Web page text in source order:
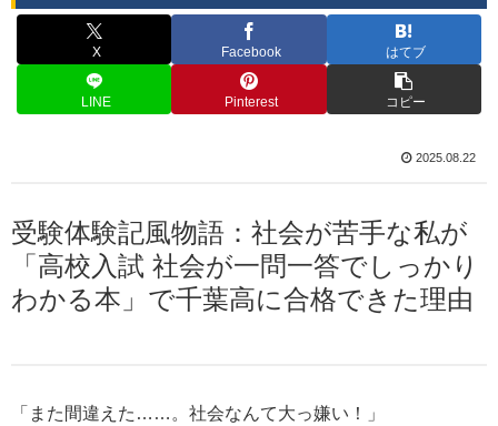
X Facebook はてブ
LINE Pinterest コピー
2025.08.22
受験体験記風物語：社会が苦手な私が
「高校入試 社会が一問一答でしっかり
わかる本」で千葉高に合格できた理由
「また間違えた……。社会なんて大っ嫌い！」